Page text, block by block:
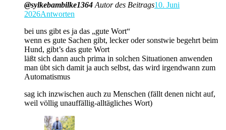
@sylkebambilke1364 Autor des Beitrags10. Juni
2026Antworten
bei uns gibt es ja das „gute Wort“
wenn es gute Sachen gibt, lecker oder sonstwie begehrt beim
Hund, gibt’s das gute Wort
läßt sich dann auch prima in solchen Situationen anwenden
man übt sich damit ja auch selbst, das wird irgendwann zum
Automatismus
sag ich inzwischen auch zu Menschen (fällt denen nicht auf,
weil völlig unauffällig-alltägliches Wort)